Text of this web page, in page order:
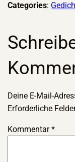
Categories:
Deine E-Mail-
Erforderliche
Kommentar*